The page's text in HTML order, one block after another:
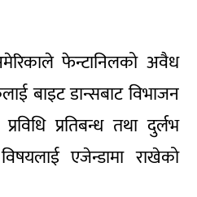
फेन्टानिलको अवैध
बाइट डान्सबाट विभाजन
प्रतिबन्ध तथा दुर्लभ
एजेन्डामा राखेको